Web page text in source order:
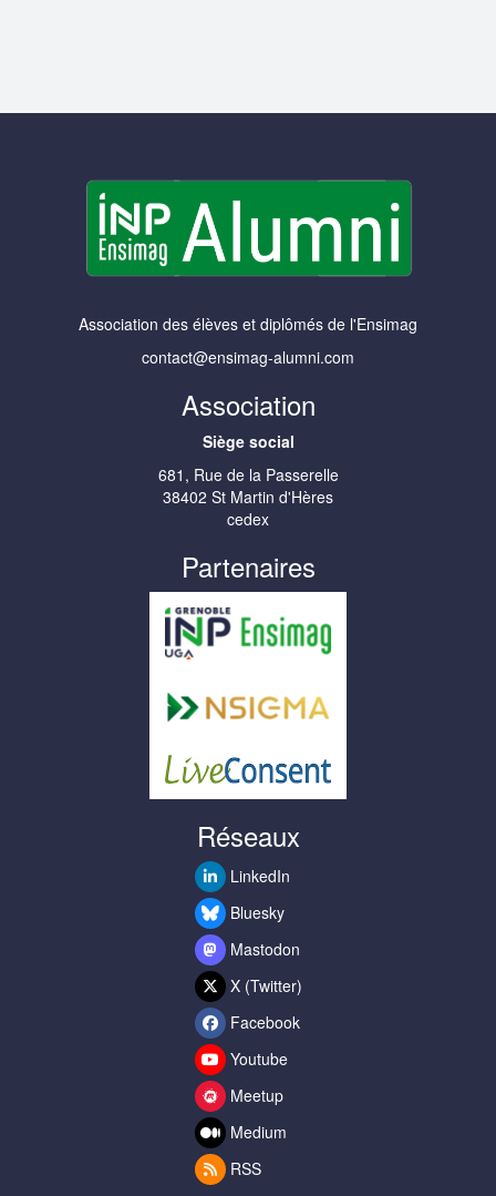
Association des élèves et diplômés de l'Ensimag
contact@ensimag-alumni.com
Association
Siège social
681, Rue de la Passerelle
38402 St Martin d'Hères
cedex
Partenaires
Réseaux
LinkedIn
Bluesky
Mastodon
X (Twitter)
Facebook
Youtube
Meetup
Medium
RSS